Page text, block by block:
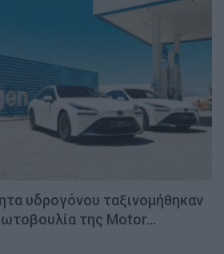
υδρογόνου ταξινομήθηκαν
της Motor…